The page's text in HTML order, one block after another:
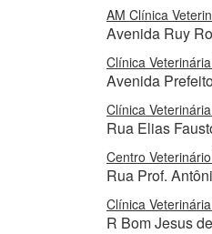
AM Clínica
Avenida Ruy
Clínica
Avenida
Clínica
Rua Elias
Centro
Rua Prof.
Clínica
R Bom Jesus